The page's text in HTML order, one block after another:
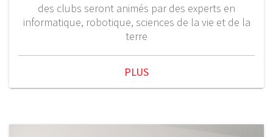
des clubs seront animés par des experts en
informatique, robotique, sciences de la vie et de la
terre
PLUS